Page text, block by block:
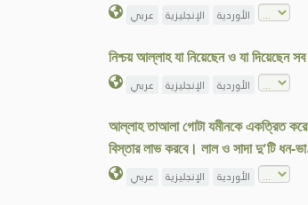
عربي الإنجليزية الأوردية
নিশ্চয় আল্লাহ যা নিয়েছেন ও যা দিয়েছেন
عربي الإنجليزية الأوردية
আল্লাহ তাআলা গোটা যমীনকে একত্রিত করে
বিস্তার লাভ করবে। লাল ও সাদা দু’টি ধন-
عربي الإنجليزية الأوردية